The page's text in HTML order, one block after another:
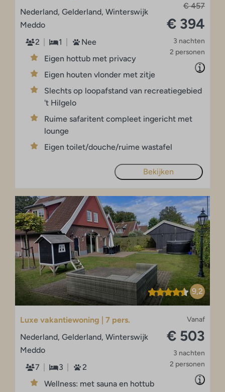
€ 457
€ 394
3 nachten
2 personen
Nederland, Gelderland, Winterswijk
Meddo
2
1
Nee
Eigen hottub met privacy
Eigen houten vlonder met zitje
Slechts op loopafstand van recreatiegebied
't Hilgelo
Ruime safaritent compleet ingericht met
lounge
Eigen toilet/douche/ruime wastafel
Bekijken
9,2
Vanaf
€ 503
3 nachten
2 personen
Luxe vakantiewoning | 7 pers.
Nederland, Gelderland, Winterswijk
Meddo
7
3
2
Wellness: met sauna en hottub